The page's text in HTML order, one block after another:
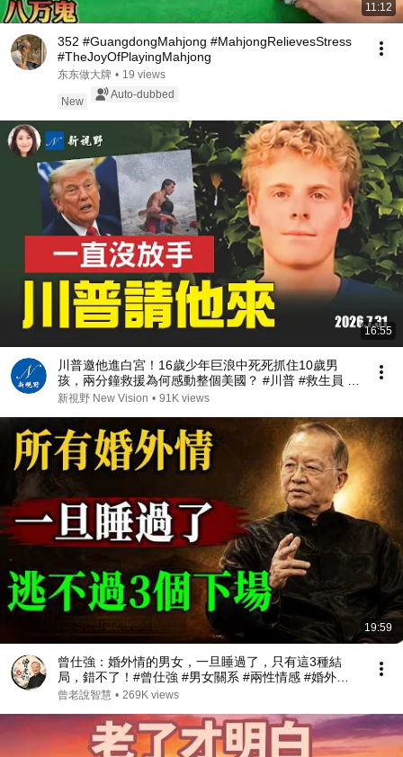
11:12
352 #GuangdongMahjong #MahjongRelievesStress
#TheJoyOfPlayingMahjong
东东做大牌 • 19 views
New
Auto-dubbed
16:55
川普邀他進白宮！16歲少年巨浪中死死抓住10歲男
孩，兩分鐘救援為何感動整個美國？ #川普 #救生員 #
美國精神 | 新視野 第2467期 20260731
新視野 New Vision • 91K views
19:59
曾仕強：婚外情的男女，一旦睡過了，只有這3種結
局，錯不了！#曾仕強 #男女關系 #兩性情感 #婚外情 #
出軌 #婚姻 #現實 #人生感悟 #易經
曾老說智慧 • 269K views